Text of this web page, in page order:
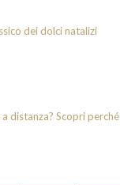
dei dolci natalizi
distanza? Scopri perché